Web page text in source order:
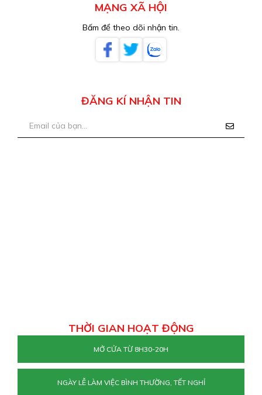
MẠNG XÃ HỘI
Bấm để theo dõi nhận tin.
ĐĂNG KÍ NHẬN TIN
THỜI GIAN HOẠT ĐỘNG
MỞ CỬA TỪ 8H30-20H
NGÀY LỄ LÀM VIỆC BÌNH THƯỜNG, TẾT NGHỈ